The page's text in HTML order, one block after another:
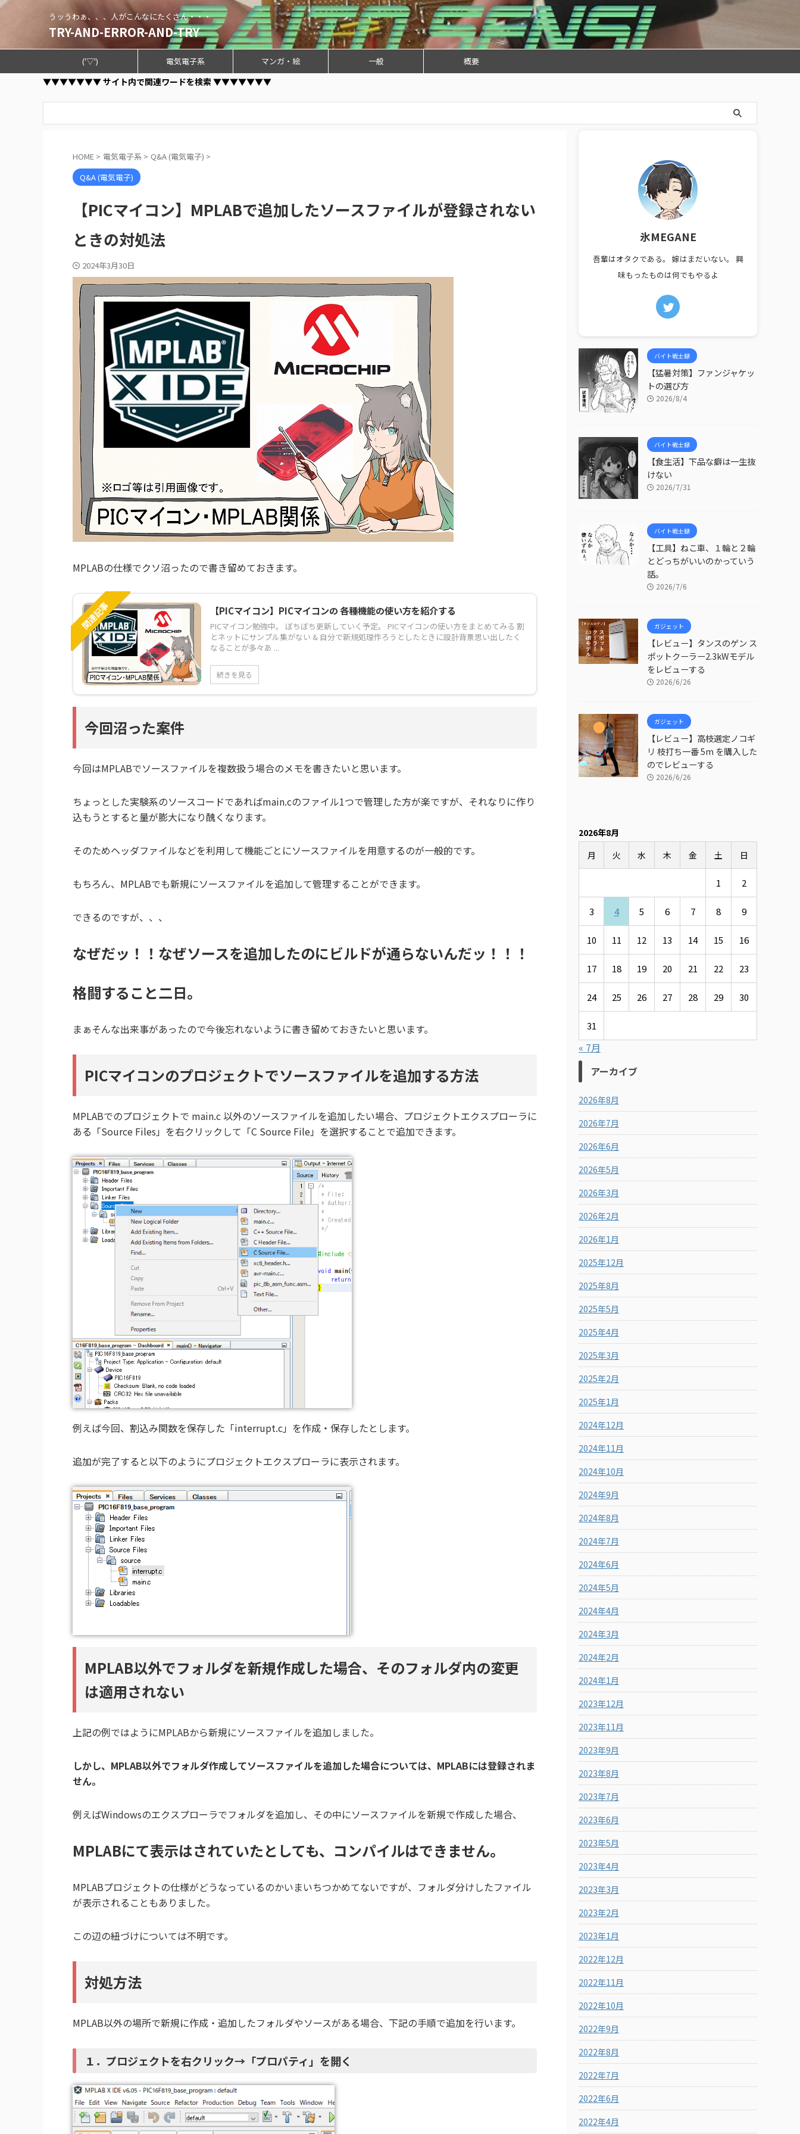
うッうわぁ、、、人がこんなにたくさん・・・
TRY-AND-ERROR-AND-TRY
('▽') 電気電子系 マンガ・絵 一般 概要
▼▼▼▼▼▼▼ サイト内で関連ワードを検索 ▼▼▼▼▼▼▼
HOME > 電気電子系 > Q&A (電気電子) >
Q&A (電気電子)
【PICマイコン】MPLABで追加したソースファイルが登録されない
ときの対処法
2024年3月30日
MPLABの仕様でクソ沼ったので書き留めておきます。
関連記事 【PICマイコン】PICマイコンの 各種機能の使い方を紹介する
PICマイコン勉強中。 ぼちぼち更新していく予定。 PICマイコンの使い方をまとめてみる 割
とネットにサンプル集がない & 自分で新規処理作ろうとしたときに設計背景思い出したく
なることが多々あ ...
続きを見る
今回沼った案件
今回はMPLABでソースファイルを複数扱う場合のメモを書きたいと思います。
ちょっとした実験系のソースコードであればmain.cのファイル1つで管理した方が楽ですが、それなりに作り
込もうとすると量が膨大になり醜くなります。
そのためヘッダファイルなどを利用して機能ごとにソースファイルを用意するのが一般的です。
もちろん、MPLABでも新規にソースファイルを追加して管理することができます。
できるのですが、、、
なぜだッ！！なぜソースを追加したのにビルドが通らないんだッ！！！
格闘すること二日。
まぁそんな出来事があったので今後忘れないように書き留めておきたいと思います。
PICマイコンのプロジェクトでソースファイルを追加する方法
MPLABでのプロジェクトで main.c 以外のソースファイルを追加したい場合、プロジェクトエクスプローラに
ある「Source Files」を右クリックして「C Source File」を選択することで追加できます。
例えば今回、割込み関数を保存した「interrupt.c」を作成・保存したとします。
追加が完了すると以下のようにプロジェクトエクスプローラに表示されます。
MPLAB以外でフォルダを新規作成した場合、そのフォルダ内の変更
は適用されない
上記の例ではようにMPLABから新規にソースファイルを追加しました。
しかし、MPLAB以外でフォルダ作成してソースファイルを追加した場合については、MPLABには登録されま
せん。
例えばWindowsのエクスプローラでフォルダを追加し、その中にソースファイルを新規で作成した場合、
MPLABにて表示はされていたとしても、コンパイルはできません。
MPLABプロジェクトの仕様がどうなっているのかいまいちつかめてないですが、フォルダ分けしたファイル
が表示されることもありました。
この辺の紐づけについては不明です。
対処方法
MPLAB以外の場所で新規に作成・追加したフォルダやソースがある場合、下記の手順で追加を行います。
１．プロジェクトを右クリック→「プロパティ」を開く
氷MEGANE
吾輩はオタクである。 嫁はまだいない。 興
味もったものは何でもやるよ
バイト戦士録
【猛暑対策】ファンジャケッ
トの選び方
2026/8/4
バイト戦士録
【食生活】下品な癖は一生抜
けない
2026/7/31
バイト戦士録
【工具】ねこ車、１輪と２輪
とどっちがいいのかっていう
話。
2026/7/6
ガジェット
【レビュー】タンスのゲン ス
ポットクーラー2.3kWモデル
をレビューする
2026/6/26
ガジェット
【レビュー】高枝選定ノコギ
リ 枝打ち一番 5m を購入した
のでレビューする
2026/6/26
2026年8月
月
火 水 木 金 土 日
1 2
3 4 5 6 7 8 9
10 11 12 13 14 15 16
17 18 19 20 21 22 23
24 25 26 27 28 29 30
31
« 7月
アーカイブ
2026年8月
2026年7月
2026年6月
2026年5月
2026年3月
2026年2月
2026年1月
2025年12月
2025年8月
2025年5月
2025年4月
2025年3月
2025年2月
2025年1月
2024年12月
2024年11月
2024年10月
2024年9月
2024年8月
2024年7月
2024年6月
2024年5月
2024年4月
2024年3月
2024年2月
2024年1月
2023年12月
2023年11月
2023年9月
2023年8月
2023年7月
2023年6月
2023年5月
2023年4月
2023年3月
2023年2月
2023年1月
2022年12月
2022年11月
2022年10月
2022年9月
2022年8月
2022年7月
2022年6月
2022年4月